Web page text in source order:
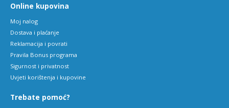
Online kupovina
Moj nalog
Dostava i plaćanje
Reklamacija i povrati
Pravila Bonus programa
Sigurnost i privatnost
Uvjeti korištenja i kupovine
Trebate pomoć?